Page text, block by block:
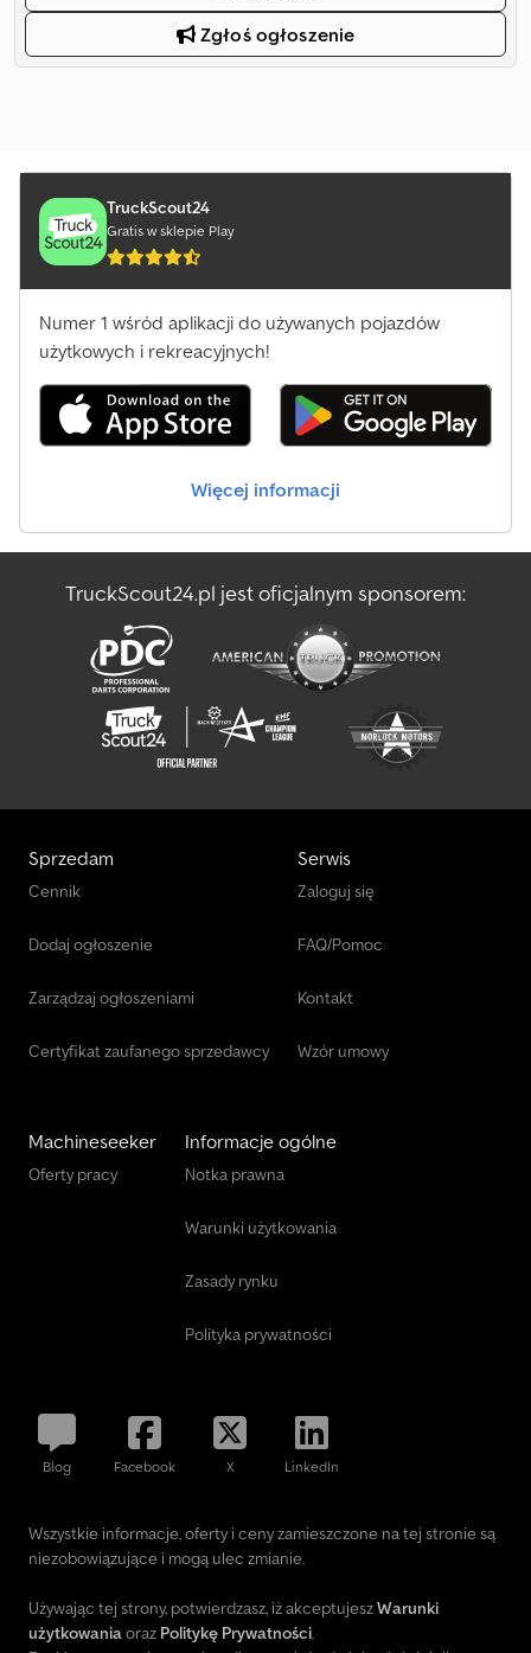
Zgłoś ogłoszenie
TruckScout24
Gratis w sklepie Play
Numer 1 wśród aplikacji do używanych pojazdów
użytkowych i rekreacyjnych!
Więcej informacji
TruckScout24.pl jest oficjalnym sponsorem:
Sprzedam
Cennik
Dodaj ogłoszenie
Zarządzaj ogłoszeniami
Certyfikat zaufanego sprzedawcy
Serwis
Zaloguj się
FAQ/Pomoc
Kontakt
Wzór umowy
Machineseeker
Oferty pracy
Informacje ogólne
Notka prawna
Warunki użytkowania
Zasady rynku
Polityka prywatności
Blog Facebook X LinkedIn
Wszystkie informacje, oferty i ceny zamieszczone na tej stronie są
niezobowiązujące i mogą ulec zmianie.
Używając tej strony, potwierdzasz, iż akceptujeszWarunki
użytkowaniaoraz Politykę Prywatności.